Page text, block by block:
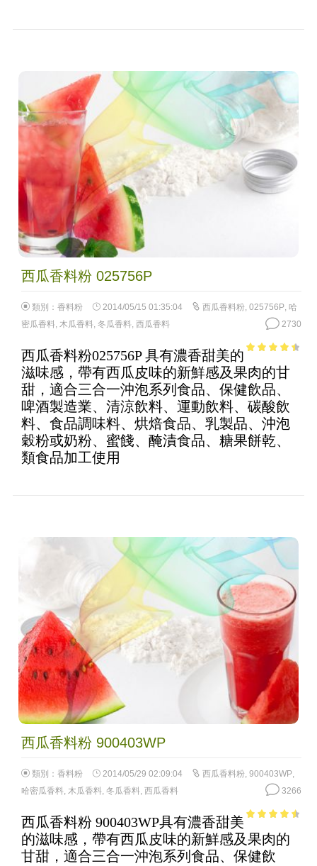
西瓜香料粉 025756P
類別： 香料粉 2014/05/15 01:35:04 西瓜香料粉, 025756P, 哈
密瓜香料, 木瓜香料, 冬瓜香料, 西瓜香料 2730
of 5
西瓜香料粉025756P 具有濃香甜美的
滋味感，帶有西瓜皮味的新鮮感及果肉的甘
甜，適合三合一沖泡系列食品、保健飲品、
啤酒製造業、清涼飲料、運動飲料、碳酸飲
料、食品調味料、烘焙食品、乳製品、沖泡
穀粉或奶粉、蜜餞、醃漬食品、糖果餅乾、
類食品加工使用
西瓜香料粉 900403WP
類別： 香料粉 2014/05/29 02:09:04 西瓜香料粉, 900403WP,
哈密瓜香料 木瓜香料 冬瓜香料 西瓜香料 3266
of 5
西瓜香料粉 900403WP具有濃香甜美
的滋味感，帶有西瓜皮味的新鮮感及果肉的
甘甜，適合三合一沖泡系列食品、保健飲